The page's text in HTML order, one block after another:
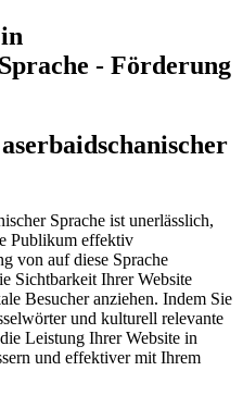
- Förderung
Sprache ist unerlässlich,
Publikum effektiv
von auf diese Sprache
Sichtbarkeit Ihrer Website
Besucher anziehen. Indem Sie
und kulturell relevante
Leistung Ihrer Website in
und effektiver mit Ihrem